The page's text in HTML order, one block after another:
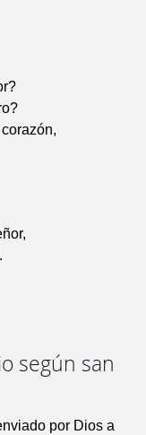
según san
por Dios a